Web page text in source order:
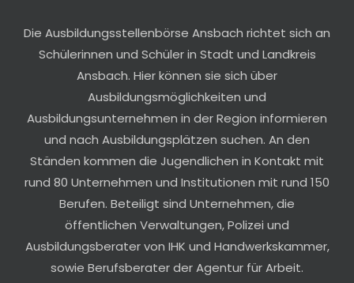
Die Ausbildungsstellenbörse Ansbach richtet sich an
Schülerinnen und Schüler in Stadt und Landkreis
Ansbach. Hier können sie sich über
Ausbildungsmöglichkeiten und
Ausbildungsunternehmen in der Region informieren
und nach Ausbildungsplätzen suchen. An den
Ständen kommen die Jugendlichen in Kontakt mit
rund 80 Unternehmen und Institutionen mit rund 150
Berufen. Beteiligt sind Unternehmen, die
öffentlichen Verwaltungen, Polizei und
Ausbildungsberater von IHK und Handwerkskammer,
sowie Berufsberater der Agentur für Arbeit.